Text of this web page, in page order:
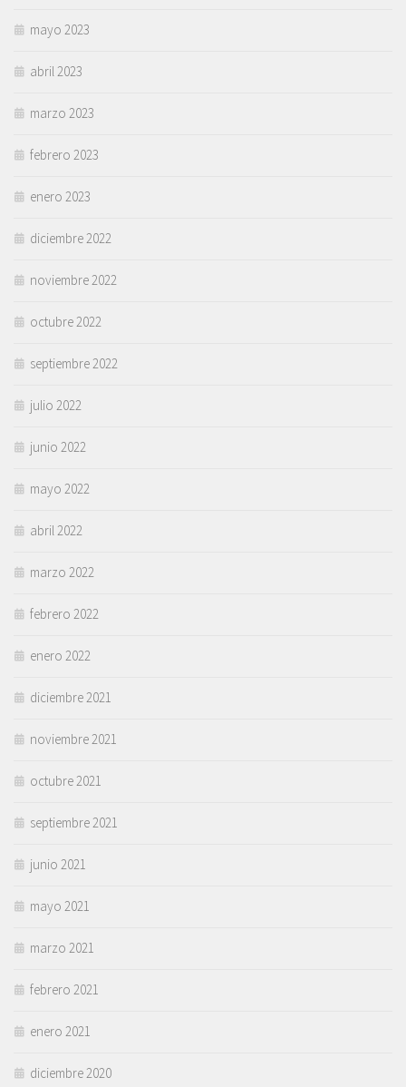
mayo 2023
abril 2023
marzo 2023
febrero 2023
enero 2023
diciembre 2022
noviembre 2022
octubre 2022
septiembre 2022
julio 2022
junio 2022
mayo 2022
abril 2022
marzo 2022
febrero 2022
enero 2022
diciembre 2021
noviembre 2021
octubre 2021
septiembre 2021
junio 2021
mayo 2021
marzo 2021
febrero 2021
enero 2021
diciembre 2020